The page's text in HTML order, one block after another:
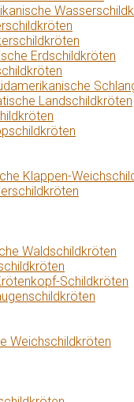
Erdschildkröten
Landschildkröten
Klappen-
Waldschildkröten
Schildkröten
Weichschildkröten